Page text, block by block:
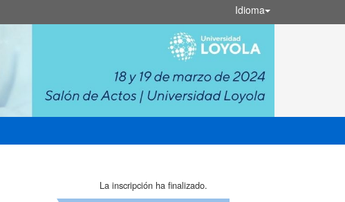
Idioma
La inscripción ha finalizado.